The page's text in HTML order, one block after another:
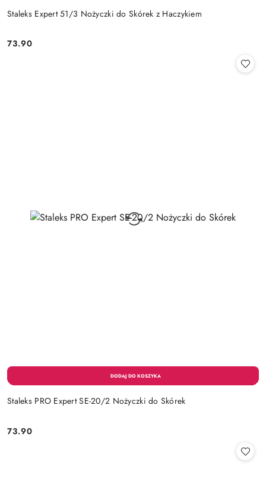
Staleks Expert 51/3 Nożyczki do Skórek z Haczykiem
Cena:
73.90
Staleks PRO Expert SE-20/2 Nożyczki do Skórek
Cena:
73.90